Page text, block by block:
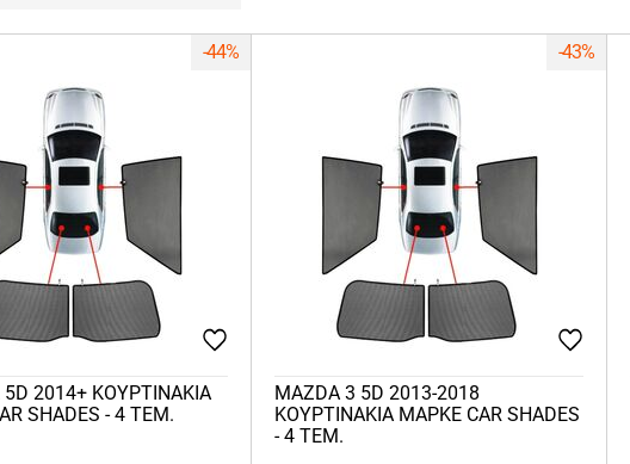
-44%
5D 2014+ ΚΟΥΡΤΙΝΑΚΙΑ
SHADES - 4 ΤΕΜ.
-43%
MAZDA 3 5D 2013-2018
ΚΟΥΡΤΙΝΑΚΙΑ ΜΑΡΚΕ CAR SHADES
- 4 ΤΕΜ.